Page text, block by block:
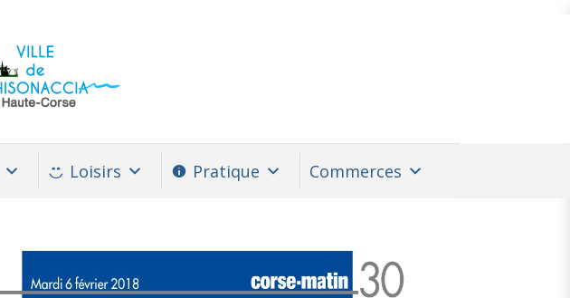
Loisirs Pratique Commerces